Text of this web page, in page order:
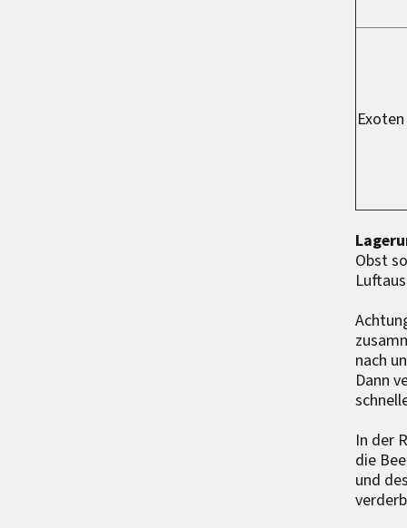
Exoten
Obst
nach
Dann
In der
die
und